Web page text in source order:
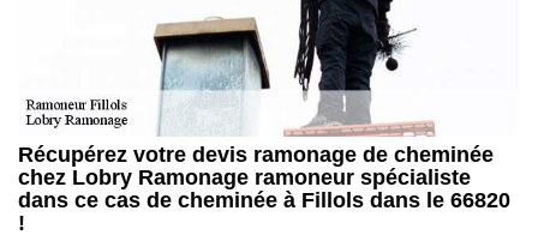
Récupérez votre devis ramonage de cheminée
chez Lobry Ramonage ramoneur spécialiste
dans ce cas de cheminée à Fillols dans le 66820
!